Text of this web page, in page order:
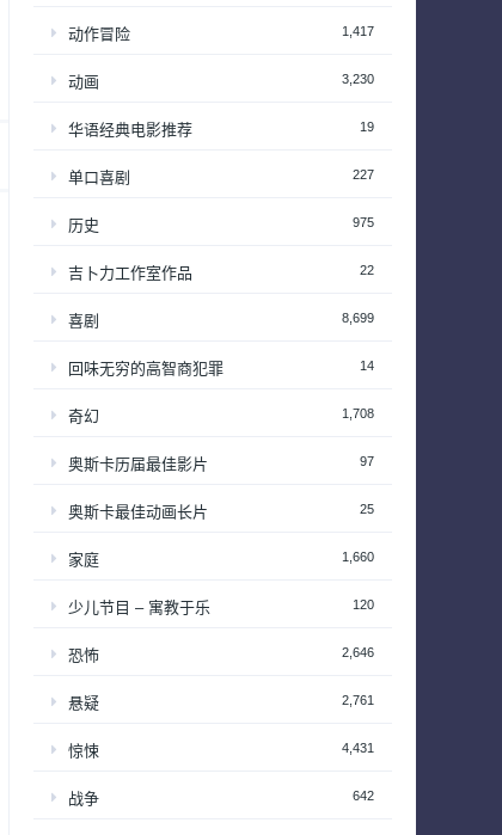
动作冒险 1,417
动画 3,230
华语经典电影推荐 19
单口喜剧 227
历史 975
吉卜力工作室作品 22
喜剧 8,699
回味无穷的高智商犯罪 14
奇幻 1,708
奥斯卡历届最佳影片 97
奥斯卡最佳动画长片 25
家庭 1,660
少儿节目 – 寓教于乐 120
恐怖 2,646
悬疑 2,761
惊悚 4,431
战争 642